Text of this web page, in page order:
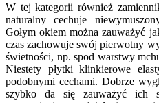
W tej kategorii również
naturalny cechuje
Gołym okiem można zauważyć
czas zachowuje swój pierwotny
świetności, np. spod warstwy
Niestety płytki klinkierowe
podobnymi cechami. Dobrze
szybko da się zauważyć ich